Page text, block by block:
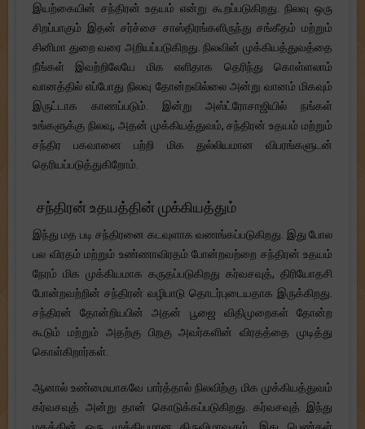
இயற்கையின் சந்திரன் உதயம் என்று கூறப்படுகிறது. நிலவு ஒரு
சிறப்பாகும் இதன் சர்ச்சை சாஸ்திரங்களிருந்து சங்கீதம் மற்றும்
சினிமா துறை வரை அறியப்படுகிறது. நிலவின் முக்கியத்துவத்தை
நீங்கள் இவற்றிலேயே மிக எளிதாக தெரிந்து கொள்ளலாம்
வானத்தில் எப்போது நிலவு தோன்றவில்லை அன்று வானம் மிகவும்
இருட்டாக காணப்படும். இன்று அஸ்ட்ரோசாஜியில் நங்கள்
உங்களுக்கு நிலவு, அதன் முக்கியத்துவம், சந்திரன் உதயம் மற்றும்
சந்திர பகவானை பற்றி மிக துல்லியமான விபரங்களுடன்
தெரியப்படுத்துகிறோம்.
சந்திரன் உதயத்தின் முக்கியத்தும்
இந்து மத படி சந்திரனை கடவுளாக வணங்கப்படுகிறது. இது போல
பல விரதம் மற்றும் உண்ணாவிரதம் போன்றவற்றை சந்திரன் உதயம்
நேரம் மிக முக்கியமாக கருதப்படுகிறது கர்வசவுத், திரியோதசி
போன்றவற்றின் சந்திரன் வழிபாடு தொடர்புடையதாக இருக்கிறது.
சந்திரன் தோன்றியபின் அதன் பூஜை விதிமுறைகள் தோன்ற
கூடும் மற்றும் அதற்கு பிறகு அவர்களின் விரதத்தை முடித்து
கொள்கிறார்கள்.
ஆனால் உண்மையாகவே பார்த்தால் நிலவிற்கு மிக முக்கியத்துவம்
கர்வசவுத் அன்று தான் கொடுக்கப்படுகிறது. கர்வசவுத் இந்து
மதத்தின் ஒரு முக்கியமான திருவிழாவகும், இது பெண்கள்